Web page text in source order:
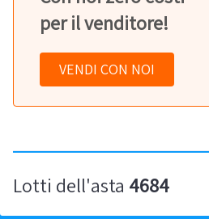
per il venditore!
VENDI CON NOI
Lotti dell'asta 4684